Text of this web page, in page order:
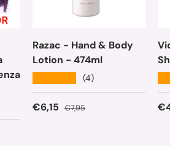
Razac - Hand & Body
Lotion - 474ml
(4)
Precio de venta
€6,15 Precio normal
€7,95